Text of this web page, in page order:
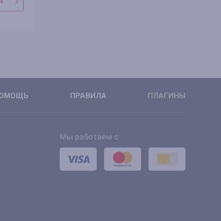
ПРАВИЛА ПЛАГИНЫ
Мы работаем с